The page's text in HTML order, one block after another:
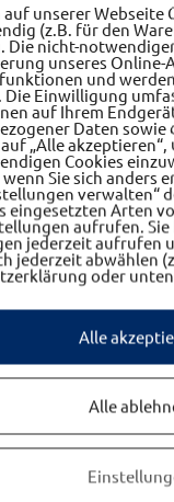
unserer Webseite
(z.B. für den
Die nicht-
unseres Online-
und
Die Einwilligung
auf Ihrem
Daten sowie
„Alle
Cookies
Sie sich anders
verwalten“
eingesetzten Arten
aufrufen.
jederzeit aufrufen
jederzeit abwählen
oder
Alle
Alle